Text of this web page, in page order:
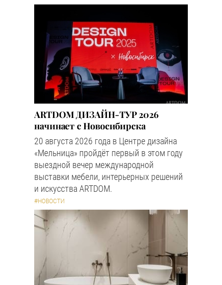
ARTDOM ДИЗАЙН-ТУР 2026
начинает с Новосибирска
20 августа 2026 года в Центре дизайна
«Мельница» пройдёт первый в этом году
выездной вечер международной
выставки мебели, интерьерных решений
и искусства ARTDOM.
#НОВОСТИ